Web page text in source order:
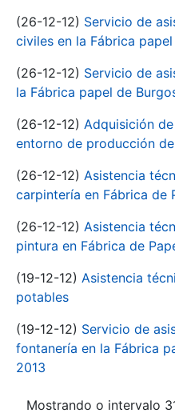
(26-12-12) Servicio de
civiles en la Fábrica
(26-12-12) Servicio de
la Fábrica papel de
(26-12-12) Adquisición
entorno de producción
(26-12-12) Asistencia
carpintería en Fábrica de
(26-12-12) Asistencia
pintura en Fábrica de
(19-12-12) Asistencia
potables
(19-12-12) Servicio de
fontanería en la Fábrica
2013
Mostrando o intervalo